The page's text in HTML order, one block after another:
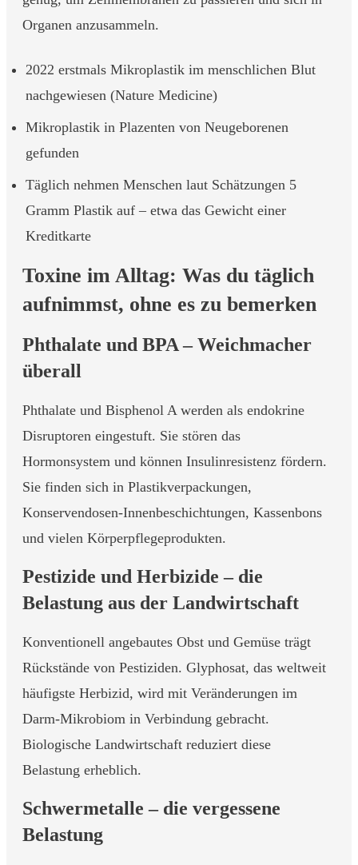
Organen anzusammeln.
2022 erstmals Mikroplastik im menschlichen Blut
nachgewiesen (Nature Medicine)
Mikroplastik in Plazenten von Neugeborenen
gefunden
Täglich nehmen Menschen laut Schätzungen 5
Gramm Plastik auf – etwa das Gewicht einer
Kreditkarte
Toxine im Alltag: Was du täglich
aufnimmst, ohne es zu bemerken
Phthalate und BPA – Weichmacher
überall
Phthalate und Bisphenol A werden als endokrine
Disruptoren eingestuft. Sie stören das
Hormonsystem und können Insulinresistenz fördern.
Sie finden sich in Plastikverpackungen,
Konservendosen-Innenbeschichtungen, Kassenbons
und vielen Körperpflegeprodukten.
Pestizide und Herbizide – die
Belastung aus der Landwirtschaft
Konventionell angebautes Obst und Gemüse trägt
Rückstände von Pestiziden. Glyphosat, das weltweit
häufigste Herbizid, wird mit Veränderungen im
Darm-Mikrobiom in Verbindung gebracht.
Biologische Landwirtschaft reduziert diese
Belastung erheblich.
Schwermetalle – die vergessene
Belastung